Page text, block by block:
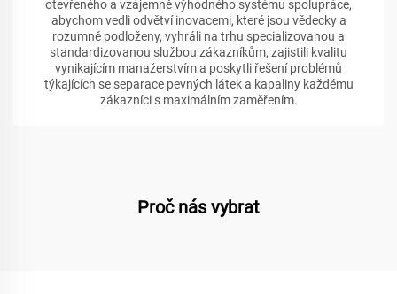
otevřeného a vzájemně výhodného systému spolupráce,
abychom vedli odvětví inovacemi, které jsou vědecky a
rozumně podloženy, vyhráli na trhu specializovanou a
standardizovanou službou zákazníkům, zajistili kvalitu
vynikajícím manažerstvím a poskytli řešení problémů
týkajících se separace pevných látek a kapaliny každému
zákazníci s maximálním zaměřením.
Proč nás vybrat